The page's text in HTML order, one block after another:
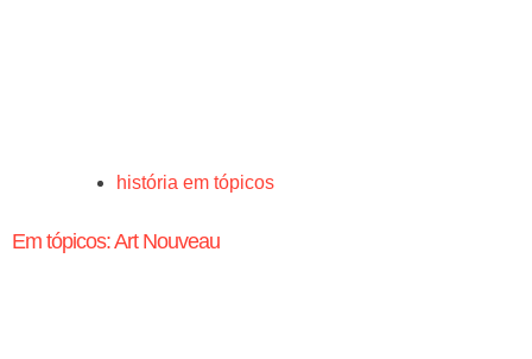
história em tópicos
Em tópicos: Art Nouveau